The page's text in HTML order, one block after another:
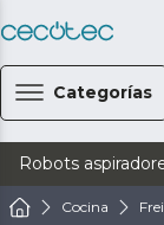
Categorías
Robots
Cocina